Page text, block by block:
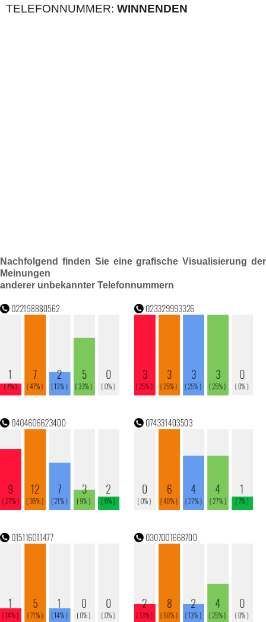
TELEFONNUMMER: WINNENDEN
Nachfolgend finden Sie eine grafische Visualisierung der
Meinungen
anderer unbekannter Telefonnummern